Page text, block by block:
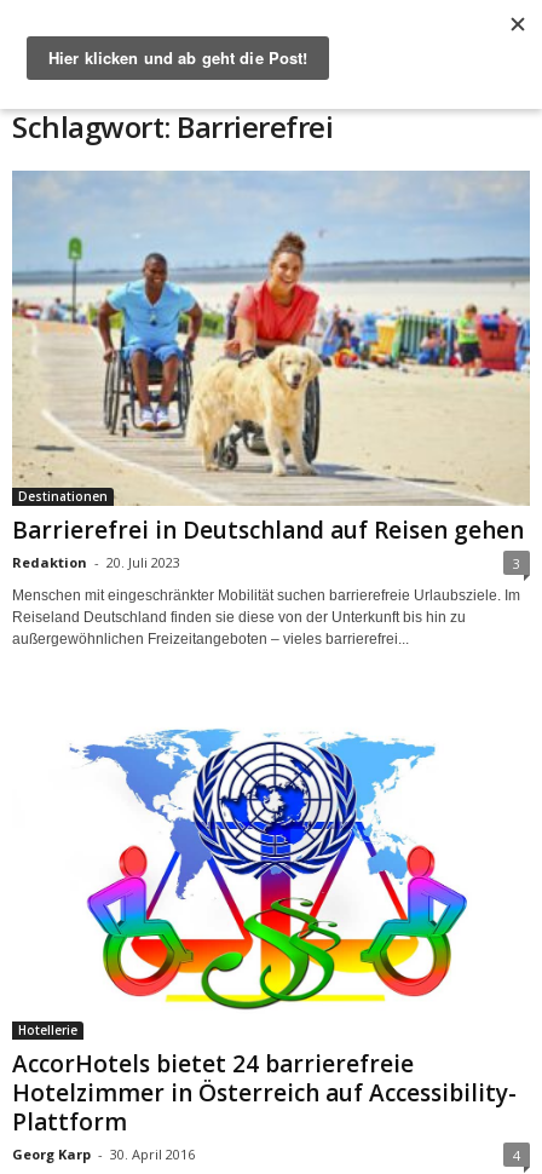
Schlagwort: Barrierefrei
Destinationen
Barrierefrei in Deutschland auf Reisen gehen
Redaktion - 20. Juli 2023 3
Menschen mit eingeschränkter Mobilität suchen barrierefreie Urlaubsziele. Im
Reiseland Deutschland finden sie diese von der Unterkunft bis hin zu
außergewöhnlichen Freizeitangeboten – vieles barrierefrei...
Hotellerie
AccorHotels bietet 24 barrierefreie
Hotelzimmer in Österreich auf Accessibility-
Plattform
Georg Karp - 30. April 2016 4